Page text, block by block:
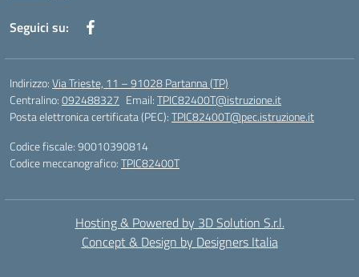
Seguici su:
Indirizzo:Via Trieste, 11 – 91028 Partanna (TP)
Centralino:092488327 Email:TPIC82400T@istruzione.it
Posta elettronica certificata (PEC):TPIC82400T@pec.istruzione.it
Codice fiscale: 90010390814
Codice meccanografico:TPIC82400T
Hosting & Powered by 3D Solution S.r.l.
Concept & Design by Designers Italia